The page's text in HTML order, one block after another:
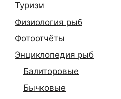
Туризм
Физиология рыб
Фотоотчёты
Энциклопедия рыб
Балиторовые
Бычковые